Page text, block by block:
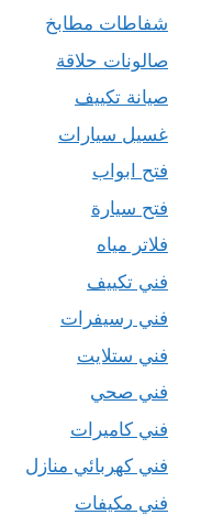
شفاطات مطابخ
صالونات حلاقة
صيانة تكييف
غسيل سيارات
فتح ابواب
فتح سيارة
فلاتر مياه
فني تكييف
فني رسيفرات
فني ستلايت
فني صحي
فني كاميرات
فني كهربائي منازل
فني مكيفات